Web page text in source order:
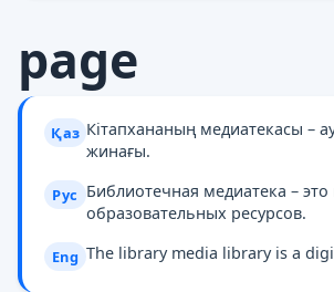
page
Қаз Кітапхананың медиатекасы –
жинағы.
Рус Библиотечная медиатека –
образовательных ресурсов.
Eng The library media library is a